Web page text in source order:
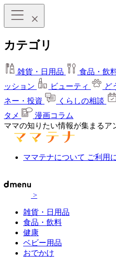
カテゴリ
雑貨・日用品 食品・飲
ッション
ビューティ ど
ネー・投資
くらしの相談
タメ
漫画コラム
ママの知りたい情報が集まるア
ママテナについて ご利用
>
雑貨・日用品
食品・飲料
健康
ベビー用品
おでかけ